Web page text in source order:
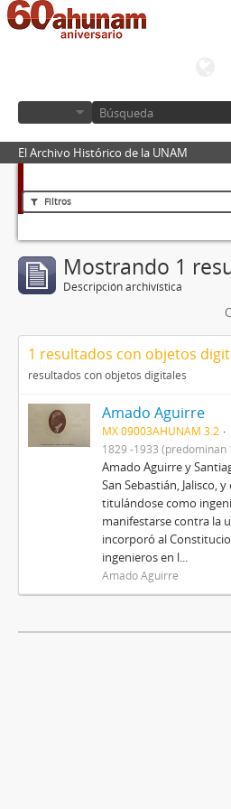
El Archivo Histórico de la UNAM
Filtros
Mostrando 1
Descripción archivística
1 resultados con objetos
resultados con objetos digitales
Amado Aguirre
MX 09003AHUNAM 3.2
1829 -1933 (predominan
Amado Aguirre y
San Sebastián, Jalisco,
titulándose como
manifestarse contra la
incorporó al
ingenieros en l...
Amado Aguirre